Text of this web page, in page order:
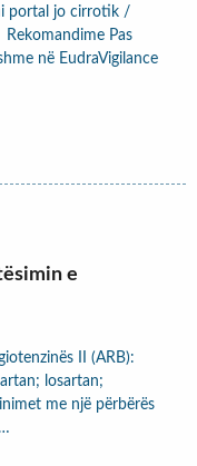
portal jo cirrotik /
Pas
në EudraVigilance
e
II (ARB):
losartan;
me një përbërës